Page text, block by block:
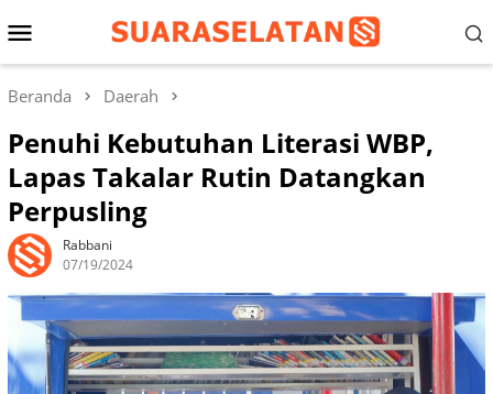
ke
Menu
Mobile
Beranda Daerah
Penuhi Kebutuhan Literasi WBP,
Lapas Takalar Rutin Datangkan
Perpusling
Rabbani
07/19/2024